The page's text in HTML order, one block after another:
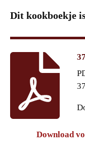
Dit kookboekje
Download